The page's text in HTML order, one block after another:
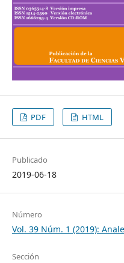
PDF HTML
Publicado
2019-06-18
Número
Vol. 39 Núm. 1 (2019):
Sección